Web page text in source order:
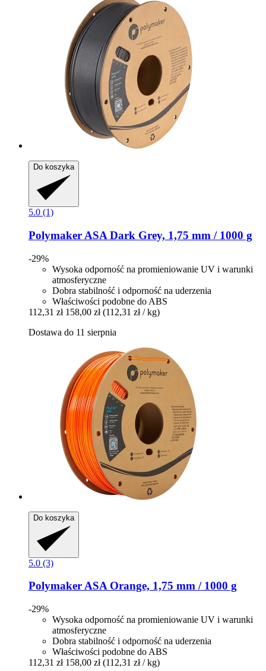
Do koszyka
5.0 (1)
Polymaker ASA Dark Grey, 1,75 mm / 1000 g
-29%
Wysoka odporność na promieniowanie UV i warunki
atmosferyczne
Dobra stabilność i odporność na uderzenia
Właściwości podobne do ABS
112,31 zł 158,00 zł (112,31 zł / kg)
Dostawa do 11 sierpnia
Do koszyka
5.0 (3)
PolymakerASA Orange, 1,75 mm / 1000 g
-29%
Wysoka odporność na promieniowanie UV i warunki
atmosferyczne
Dobra stabilność i odporność na uderzenia
Właściwości podobne do ABS
112,31 zł 158,00 zł (112,31 zł / kg)